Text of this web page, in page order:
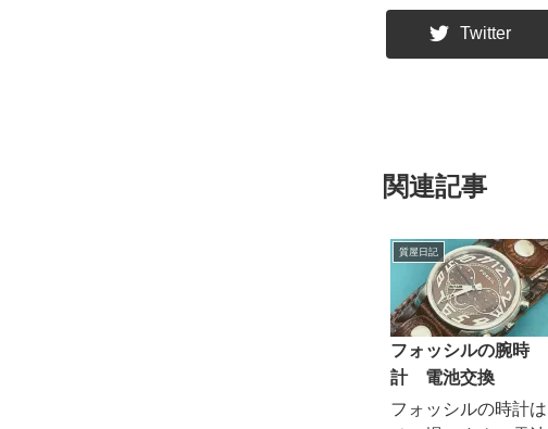
Twitter
関連記事
質屋日記
フォッシルの腕時
計 電池交換
フォッシルの時計は